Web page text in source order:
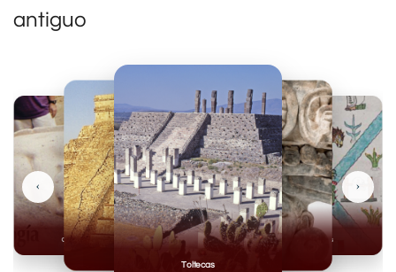
antiguo
Toltecas
Mexicas
Olmecas
‹ ›